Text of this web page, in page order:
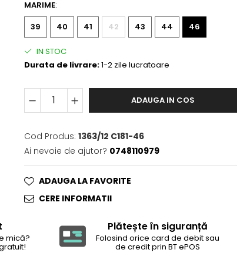
MARIME:
39
40 41 42 43 44 46
IN STOC
Durata de livrare:1-2 zile lucratoare
ADAUGA IN COS
Cod Produs: 1363/12 C181-46
Ai nevoie de ajutor? 0748110979
ADAUGA LA FAVORITE
CERE INFORMATII
mică?
Plătește în siguranță
Folosind orice card de debit sau
de credit prin BT ePOS